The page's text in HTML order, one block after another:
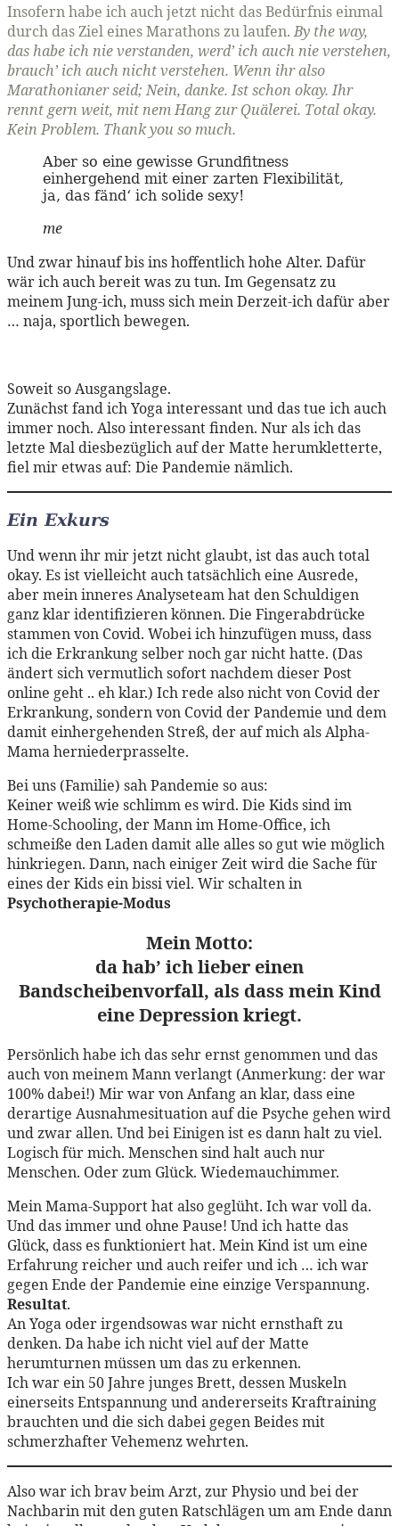
Insofern habe ich auch jetzt nicht das Bedürfnis einmal
durch das Ziel eines Marathons zu laufen.By the way,
das habe ich nie verstanden, werd’ ich auch nie verstehen,
brauch’ ich auch nicht verstehen. Wenn ihr also
Marathonianer seid; Nein, danke. Ist schon okay. Ihr
rennt gern weit, mit nem Hang zur Quälerei. Total okay.
Kein Problem. Thank you so much.
Aber so eine gewisse Grundfitness
einhergehend mit einer zarten Flexibilität,
ja, das fänd‘ ich solide sexy!
me
Und zwar hinauf bis ins hoffentlich hohe Alter. Dafür
wär ich auch bereit was zu tun. Im Gegensatz zu
meinem Jung-ich, muss sich mein Derzeit-ich dafür aber
… naja, sportlich bewegen.
Soweit so Ausgangslage.
Zunächst fand ich Yoga interessant und das tue ich auch
immer noch. Also interessant finden. Nur als ich das
letzte Mal diesbezüglich auf der Matte herumkletterte,
fiel mir etwas auf: Die Pandemie nämlich.
Ein Exkurs
Und wenn ihr mir jetzt nicht glaubt, ist das auch total
okay. Es ist vielleicht auch tatsächlich eine Ausrede,
aber mein inneres Analyseteam hat den Schuldigen
ganz klar identifizieren können. Die Fingerabdrücke
stammen von Covid. Wobei ich hinzufügen muss, dass
ich die Erkrankung selber noch gar nicht hatte. (Das
ändert sich vermutlich sofort nachdem dieser Post
online geht .. eh klar.) Ich rede also nicht von Covid der
Erkrankung, sondern von Covid der Pandemie und dem
damit einhergehenden Streß, der auf mich als Alpha-
Mama herniederprasselte.
Bei uns (Familie) sah Pandemie so aus:
Keiner weiß wie schlimm es wird. Die Kids sind im
Home-Schooling, der Mann im Home-Office, ich
schmeiße den Laden damit alle alles so gut wie möglich
hinkriegen. Dann, nach einiger Zeit wird die Sache für
eines der Kids ein bissi viel. Wir schalten in
Psychotherapie-Modus
Mein Motto:
da hab’ ich lieber einen
Bandscheibenvorfall, als dass mein Kind
eine Depression kriegt.
Persönlich habe ich das sehr ernst genommen und das
auch von meinem Mann verlangt (Anmerkung: der war
100% dabei!) Mir war von Anfang an klar, dass eine
derartige Ausnahmesituation auf die Psyche gehen wird
und zwar allen. Und bei Einigen ist es dann halt zu viel.
Logisch für mich. Menschen sind halt auch nur
Menschen. Oder zum Glück. Wiedemauchimmer.
Mein Mama-Support hat also geglüht. Ich war voll da.
Und das immer und ohne Pause! Und ich hatte das
Glück, dass es funktioniert hat. Mein Kind ist um eine
Erfahrung reicher und auch reifer und ich … ich war
gegen Ende der Pandemie eine einzige Verspannung.
Resultat.
An Yoga oder irgendsowas war nicht ernsthaft zu
denken. Da habe ich nicht viel auf der Matte
herumturnen müssen um das zu erkennen.
Ich war ein 50 Jahre junges Brett, dessen Muskeln
einerseits Entspannung und andererseits Kraftraining
brauchten und die sich dabei gegen Beides mit
schmerzhafter Vehemenz wehrten.
Also war ich brav beim Arzt, zur Physio und bei der
Nachbarin mit den guten Ratschlägen um am Ende dann